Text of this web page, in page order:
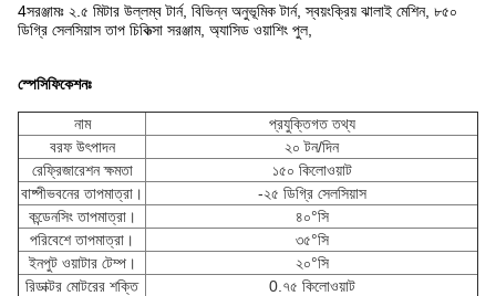
4সরঞ্জামঃ ২.৫ মিটার উল্লম্ব টার্ন, বিভিন্ন অনুভূমিক টার্ন, স্বয়ংক্রিয় ঝালাই মেশিন, ৮৫০
ডিগ্রি সেলসিয়াস তাপ চিকিত্সা সরঞ্জাম, অ্যাসিড ওয়াশিং পুল,
স্পেসিফিকেশনঃ
নাম
প্রযুক্তিগত তথ্য
বরফ উৎপাদন
২০ টন/দিন
রেফ্রিজারেশন ক্ষমতা
১৫০ কিলোওয়াট
বাষ্পীভবনের তাপমাত্রা।
-২৫ ডিগ্রি সেলসিয়াস
কন্ডেনসিং তাপমাত্রা।
৪০°সি
পরিবেশে তাপমাত্রা।
৩৫°সি
ইনপুট ওয়াটার টেম্প।
২০°সি
রিডাক্টর মোটরের শক্তি
0.৭৫ কিলোওয়াট